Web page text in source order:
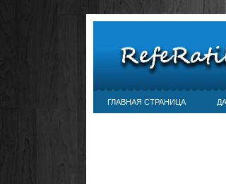
ГЛАВНАЯ СТРАНИЦА